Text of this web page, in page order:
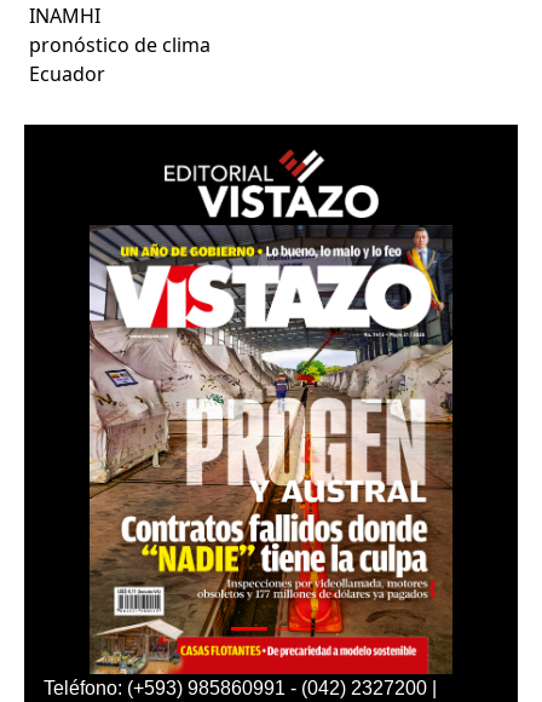
INAMHI
pronóstico de clima
Ecuador
Teléfono: (+593) 985860991 - (042) 2327200 |